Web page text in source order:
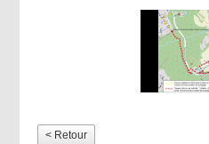
< Retour